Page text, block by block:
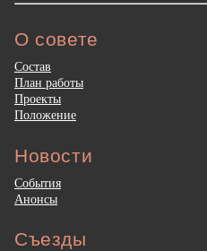
О совете
Состав
План работы
Проекты
Положение
Новости
События
Анонсы
Съезды